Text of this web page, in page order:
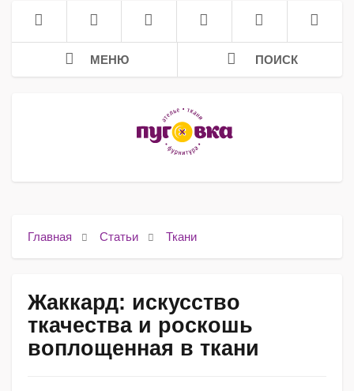
МЕНЮ ПОИСК
Главная Статьи Ткани
Жаккард: искусство
ткачества и роскошь
воплощенная в ткани